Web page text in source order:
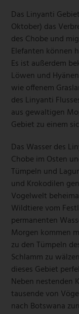
Das Linyanti
Oktober) das
des Chobe und
Elefanten können
Es ist außerdem
Löwen und
wie offenem
des Linyanti
aus gewaltigen
Gebiet zu einem
Das Wasser des
Chobe im Osten
Tümpeln und
und Krokodilen
Vogelwelt
Wildtiere vom
permanenten
Morgen kommen
zu den Tümpeln
Schlamm zu
dieses Gebiet
Neben nestenden
tausende von
nach Botswana